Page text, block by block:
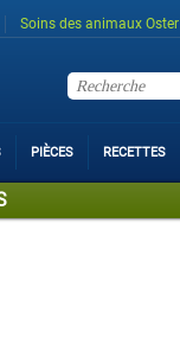
Soins des animaux Oster
PIÈCES RECETTES